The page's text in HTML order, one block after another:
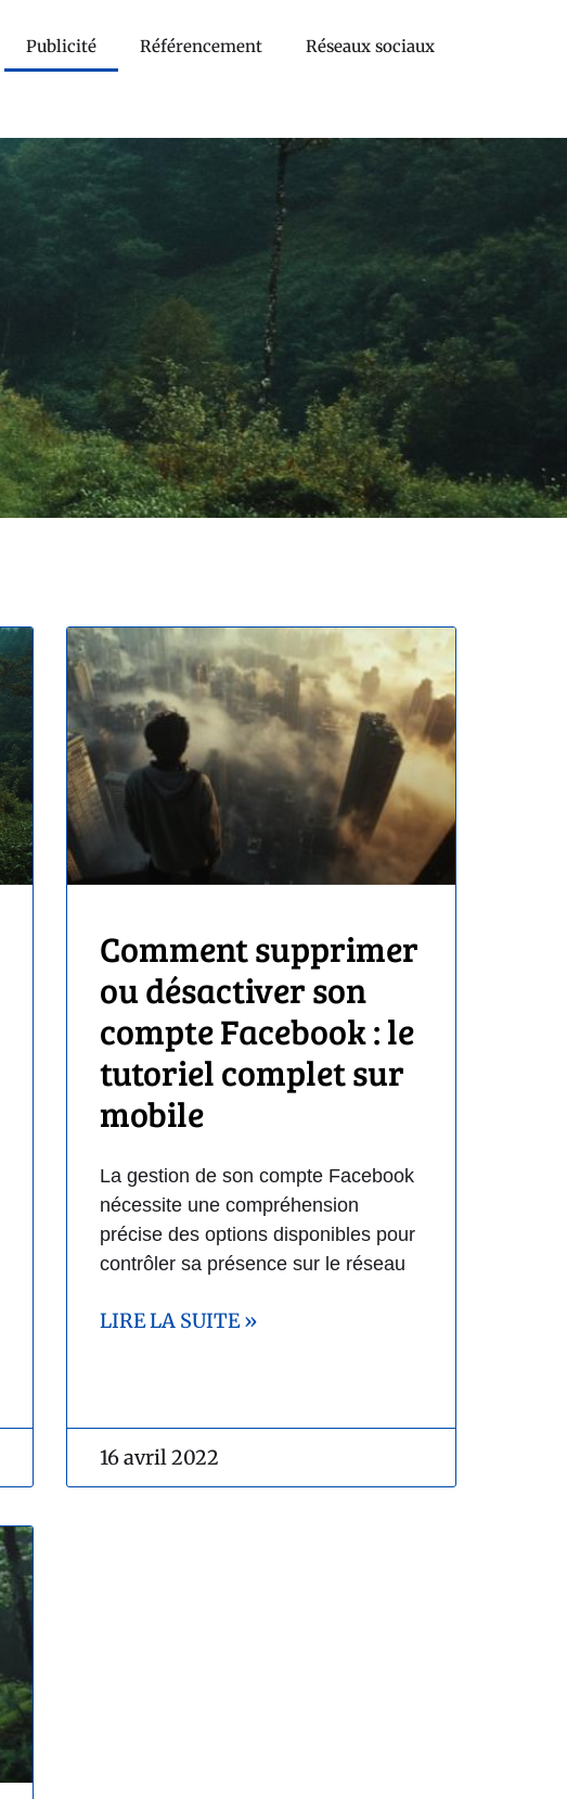
Publicité Référencement Réseaux sociaux
Comment supprimer
ou désactiver son
compte Facebook : le
tutoriel complet sur
mobile
La gestion de son compte Facebook
nécessite une compréhension
précise des options disponibles pour
contrôler sa présence sur le réseau
LIRE LA SUITE »
16 avril 2022